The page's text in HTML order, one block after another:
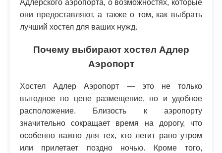
Адлерского аэропорта, о возможностях, которые
они предоставляют, а также о том, как выбрать
лучший хостел для ваших нужд.
Почему выбирают хостел Адлер
Аэропорт
Хостел Адлер Аэропорт — это не только
выгодное по цене размещение, но и удобное
расположение. Близость к аэропорту
значительно сокращает время на дорогу, что
особенно важно для тех, кто летит рано утром
или прилетает поздно ночью. Кроме того,